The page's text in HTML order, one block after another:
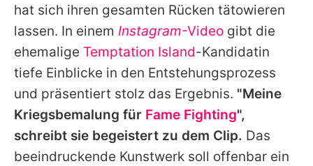
Jobs
App runterladen
Team
Redaktionelle Richtlinien
Impressum
Datenschutzerklärung
hat sich ihren gesamten Rücken tätowieren
lassen. In einem Instagram-Video gibt die
ehemalige Temptation Island-Kandidatin
tiefe Einblicke in den Entstehungsprozess
und präsentiert stolz das Ergebnis. "Meine
Kriegsbemalung für Fame Fighting",
schreibt sie begeistert zu dem Clip. Das
beeindruckende Kunstwerk soll offenbar ein